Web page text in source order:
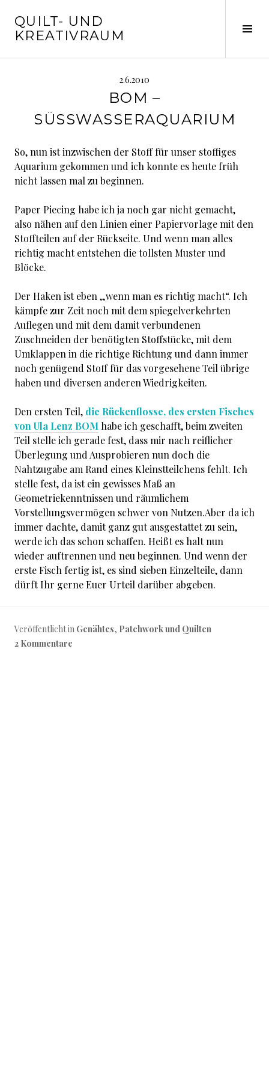
zum
Inhalt
QUILT- UND
KREATIVRAUM
2.6.2010
BOM –
SÜSSWASSERAQUARIUM
So, nun ist inzwischen der Stoff für unser stoffiges
Aquarium gekommen und ich konnte es heute früh
nicht lassen mal zu beginnen.
Paper Piecing habe ich ja noch gar nicht gemacht,
also nähen auf den Linien einer Papiervorlage mit den
Stoffteilen auf der Rückseite. Und wenn man alles
richtig macht entstehen die tollsten Muster und
Blöcke.
Der Haken ist eben „wenn man es richtig macht“. Ich
kämpfe zur Zeit noch mit dem spiegelverkehrten
Auflegen und mit dem damit verbundenen
Zuschneiden der benötigten Stoffstücke, mit dem
Umklappen in die richtige Richtung und dann immer
noch genügend Stoff für das vorgesehene Teil übrige
haben und diversen anderen Wiedrigkeiten.
Den ersten Teil, die Rückenflosse, des ersten Fisches
von Ula Lenz BOM habe ich geschafft, beim zweiten
Teil stelle ich gerade fest, dass mir nach reiflicher
Überlegung und Ausprobieren nun doch die
Nahtzugabe am Rand eines Kleinstteilchens fehlt. Ich
stelle fest, da ist ein gewisses Maß an
Geometriekenntnissen und räumlichem
Vorstellungsvermögen schwer von Nutzen.Aber da ich
immer dachte, damit ganz gut ausgestattet zu sein,
werde ich das schon schaffen. Heißt es halt nun
wieder auftrennen und neu beginnen. Und wenn der
erste Fisch fertig ist, es sind sieben Einzelteile, dann
dürft Ihr gerne Euer Urteil darüber abgeben.
Veröffentlicht in Genähtes, Patchwork und Quilten
2 Kommentare